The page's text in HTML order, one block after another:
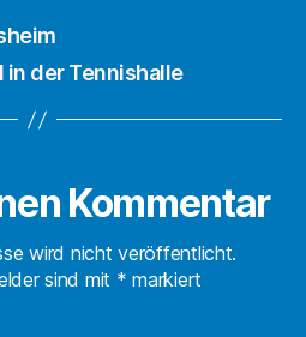
der Tennishalle
Kommentar
wird nicht veröffentlicht.
sind mit * markiert